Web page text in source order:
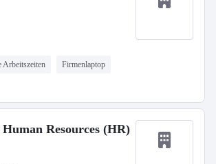
Arbeitszeiten Firmenlaptop
Resources (HR)